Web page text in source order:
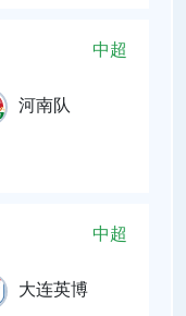
中超
河南队
中超
大连英博